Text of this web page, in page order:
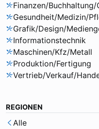
Finanzen/
Gesundheit/Medizin/
Grafik/Design/
Informationstechnik
Maschinen/Kfz/Metall
Produktion/Fertigung
Vertrieb/Verkauf/
REGIONEN
Alle